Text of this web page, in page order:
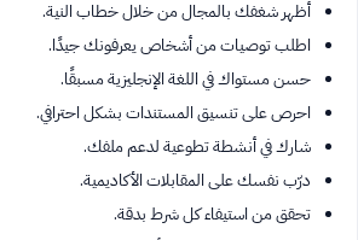
أظهر شغفك بالمجال من خلال خطاب النية.
اطلب توصيات من أشخاص يعرفونك جيدًا.
حسن مستواك في اللغة الإنجليزية مسبقًا.
احرص على تنسيق المستندات بشكل احترافي.
شارك في أنشطة تطوعية لدعم ملفك.
درّب نفسك على المقابلات الأكاديمية.
تحقق من استيفاء كل شرط بدقة.